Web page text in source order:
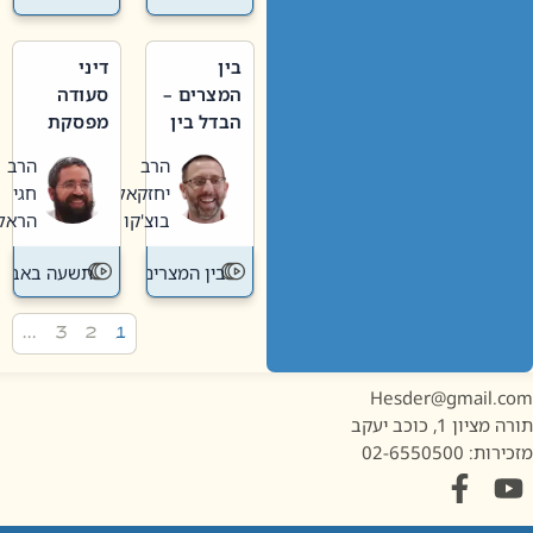
בין
המצרים –
הבדל בין
חדשה
לישנה
הרב
יחזקאל
בוצ'קו
בין המצרים
דיני
סעודה
מפסקת
תשעה
באב
הרב
חגי
הראל
תשעה באב
1, כוכב יעקב
02-6550500